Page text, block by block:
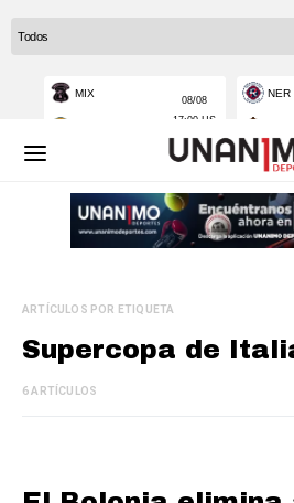
ARTÍCULOS POR ETIQUETA
Supercopa de
6 ARTÍCULOS